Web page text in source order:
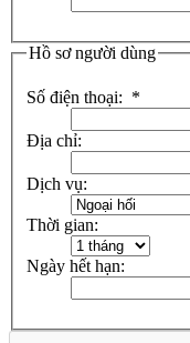
Hồ sơ người dùng
Số điện thoại: *
Địa chỉ:
Dịch vụ:
Thời gian:
Ngày hết hạn: